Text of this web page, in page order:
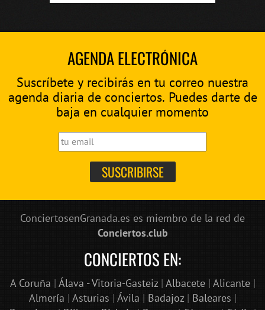
AGENDA ELECTRÓNICA
Suscríbete y recibirás en tu correo nuestra
agenda diaria de conciertos. Puedes darte de
baja en cualquier momento
ConciertosenGranada.es es miembro de la red de
Conciertos.club
CONCIERTOS EN:
A Coruña | Álava - Vitoria-Gasteiz| Albacete| Alicante|
Almería | Asturias | Ávila | Badajoz| Baleares |